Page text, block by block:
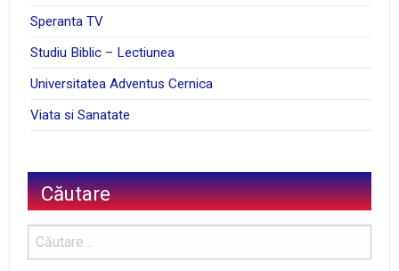
Speranta TV
Studiu Biblic – Lectiunea
Universitatea Adventus Cernica
Viata si Sanatate
Căutare